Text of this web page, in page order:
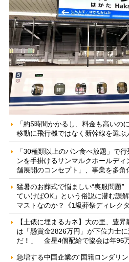
「約5時間かかるし、料金も高いの
移動に飛行機ではなく新幹線を選ぶ
「30種類以上のパン食べ放題」で
ンを手掛けるサンマルクホールデ
舗展開のコンセプト」、事業を多角
猛暑のお葬式で悩ましい“喪服問題
ていけばOK」という俗説に潜む誤
マストなのか？《1級葬祭ディレクタ
【土俵に埋まるカネ】大の里、豊
は「懸賞金2826万円」が下位力士
だ！」 金星4個配給で協会は年96
急増する中国企業の“国籍ロンダリ